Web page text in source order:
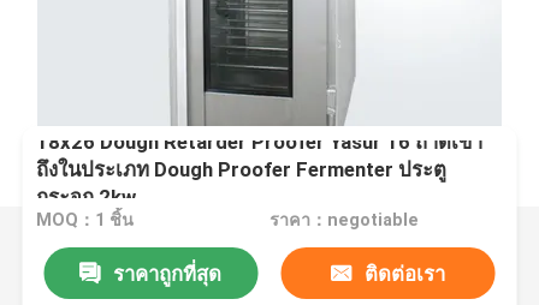
18x26 Dough Retarder Proofer Yasur 16 ถาดเข้า
ถึงในประเภท Dough Proofer Fermenter ประตู
กระจก 2kw
MOQ：1 ชิ้น ราคา：negotiable
ราคาถูกที่สุด ติดต่อเรา